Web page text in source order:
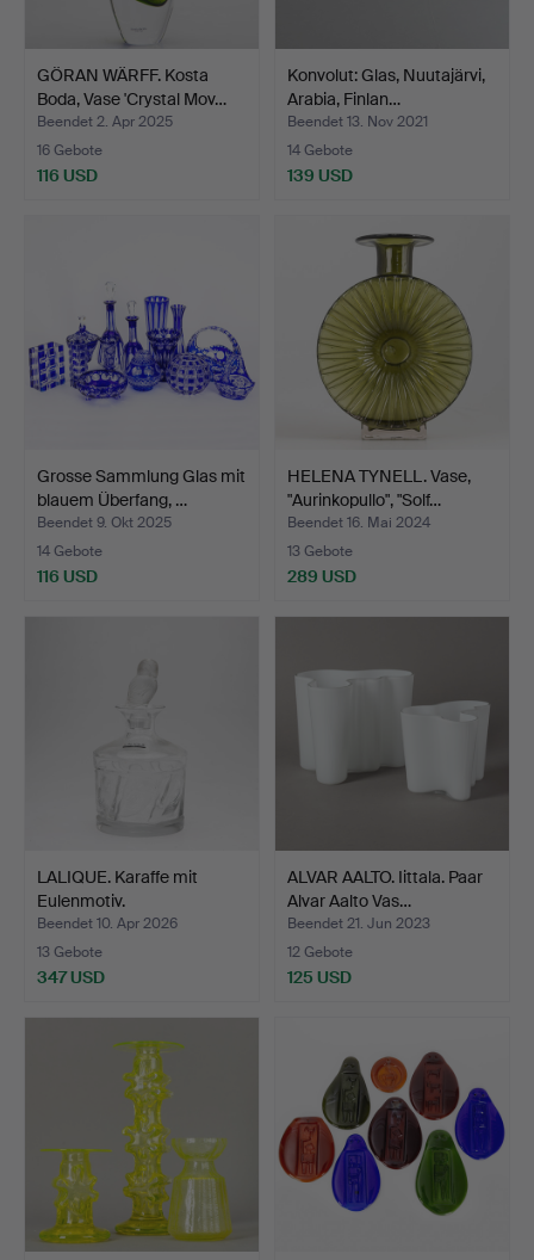
GÖRAN WÄRFF. Kosta
Boda, Vase 'Crystal Mov…
Beendet 2. Apr 2025
16 Gebote
116 USD
Konvolut: Glas, Nuutajärvi,
Arabia, Finlan…
Beendet 13. Nov 2021
14 Gebote
139 USD
Grosse Sammlung Glas mit
blauem Überfang, …
Beendet 9. Okt 2025
14 Gebote
116 USD
HELENA TYNELL. Vase,
"Aurinkopullo", "Solf…
Beendet 16. Mai 2024
13 Gebote
289 USD
LALIQUE. Karaffe mit
Eulenmotiv.
Beendet 10. Apr 2026
13 Gebote
347 USD
ALVAR AALTO. Iittala. Paar
Alvar Aalto Vas…
Beendet 21. Jun 2023
12 Gebote
125 USD